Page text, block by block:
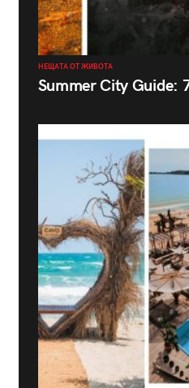
НЕЩАТА ОТ ЖИВОТА
Summer City Guide: